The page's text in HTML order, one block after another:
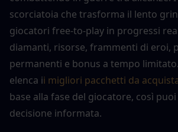
scorciatoia che trasforma il lento
giocatori free-to-play in progressi
diamanti, risorse, frammenti di eroi,
permanenti e bonus a tempo
elenca ii migliori pacchetti da
base alla fase del giocatore, così
decisione informata.